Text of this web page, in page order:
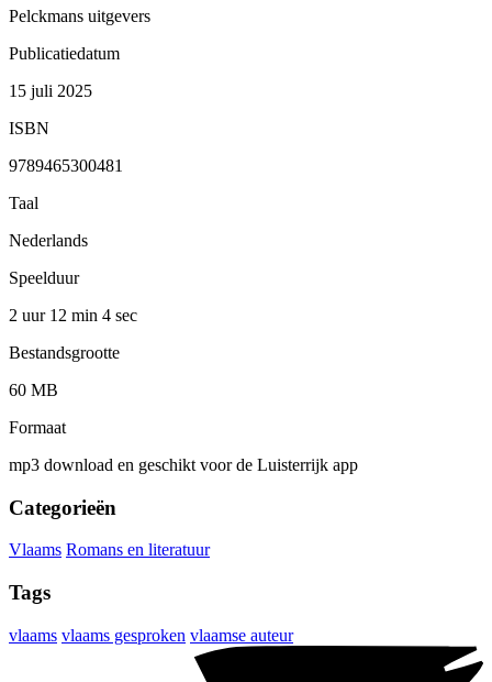
Pelckmans uitgevers
Publicatiedatum
15 juli 2025
ISBN
9789465300481
Taal
Nederlands
Speelduur
2 uur 12 min 4 sec
Bestandsgrootte
60 MB
Formaat
mp3 download en geschikt voor de Luisterrijk app
Categorieën
Vlaams Romans en literatuur
Tags
vlaams vlaams gesproken vlaamse auteur